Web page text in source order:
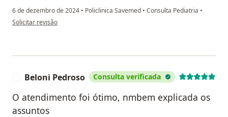
6 de dezembro de 2024 • Policlinica Savemed • Consulta Pediatria •
na opinião do utilizador k.P
Solicitar revisão
Beloni Pedroso Consulta verificada
O atendimento foi ótimo, nmbem explicada os
assuntos